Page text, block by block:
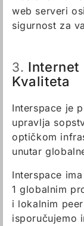
web serveri
sigurnost za
3. Internet
Kvaliteta
Interspace je
upravlja
optičkom
unutar
Interspace
1 globalnim
i lokalnim
isporučujemo